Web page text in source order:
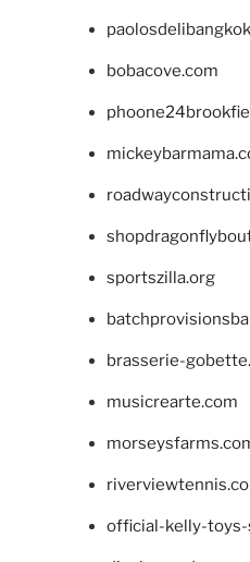
bobacove.com
sportszilla.org
brasserie-
musicrearte.com
official-kelly-